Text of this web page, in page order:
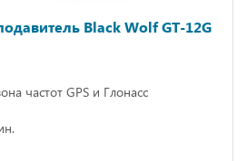
Black Wolf GT-12G
частот GPS и Глонасс